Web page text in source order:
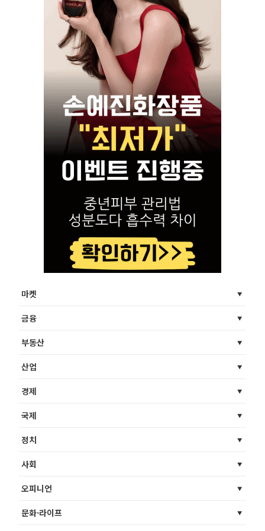
마켓
금융
부동산
산업
경제
국제
정치
사회
오피니언
문화·라이프